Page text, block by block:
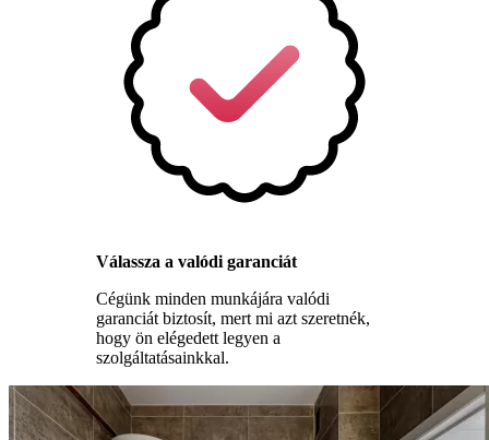
Válassza a valódi garanciát
Cégünk minden munkájára valódi
garanciát biztosít, mert mi azt szeretnék,
hogy ön elégedett legyen a
szolgáltatásainkkal.